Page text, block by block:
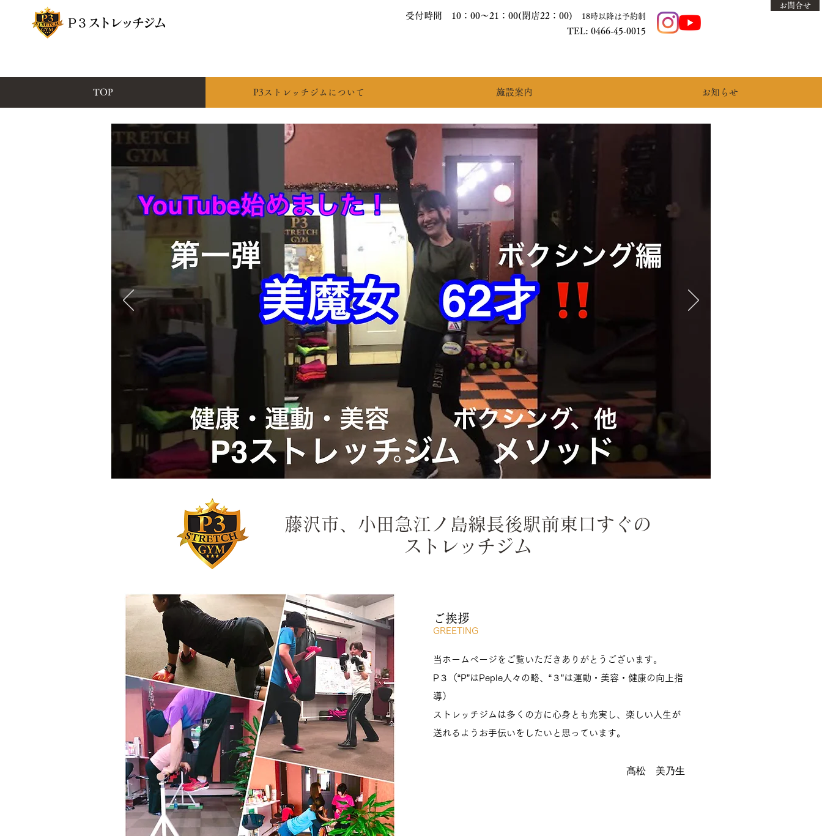
お問合せ
P3 ストレッチジム
受付時間 10：00〜21：00(閉店22：00) 18時以降は予約制
TEL: 0466-45-0015
TOP P3ストレッチジムについて 施設案内 お知らせ
藤沢市、小田急江ノ島線長後駅前東口すぐの
ストレッチジム
​ご挨拶
GREETING
当ホームページをご覧いただきありがとうございます。
P３（“P”はPeple人々の略、“３”は運動・美容・健康の向上指
導）
ストレッチジムは多くの方に心身とも充実し、楽しい人生が
送れるようお手伝いをしたいと思っています。
髙松 美乃生